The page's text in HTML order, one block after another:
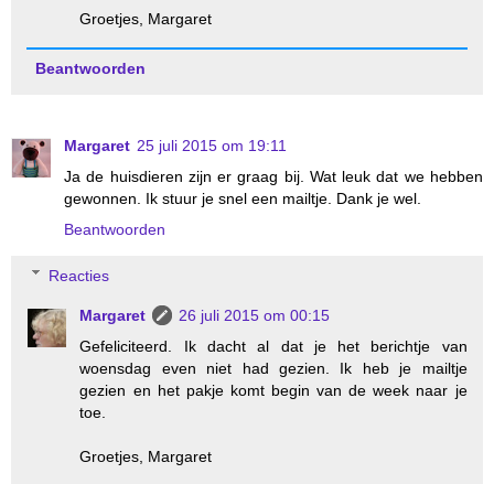
Groetjes, Margaret
Beantwoorden
Margaret 25 juli 2015 om 19:11
Ja de huisdieren zijn er graag bij. Wat leuk dat we hebben
gewonnen. Ik stuur je snel een mailtje. Dank je wel.
Beantwoorden
Reacties
Margaret
26 juli 2015 om 00:15
Gefeliciteerd. Ik dacht al dat je het berichtje van
woensdag even niet had gezien. Ik heb je mailtje
gezien en het pakje komt begin van de week naar je
toe.
Groetjes, Margaret